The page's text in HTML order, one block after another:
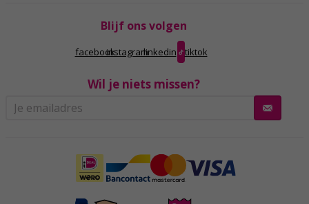
Blijf ons volgen
facebookinstagramlinkedin tiktok
Wil je niets missen?